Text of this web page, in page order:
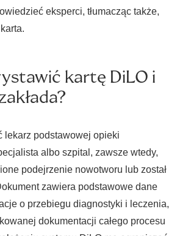
eksperci, tłumacząc także,
kartę DiLO i
lekarz podstawowej opieki
albo szpital, zawsze wtedy,
podejrzenie nowotworu lub został
zawiera podstawowe dane
o przebiegu diagnostyki i leczenia,
dokumentacji całego procesu